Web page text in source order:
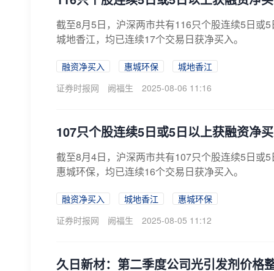
截至8月5日，沪深两市共有116只个股连续5日或
城地香江，均已连续17个交易日获净买入。
融资净买入 惠城环保
城地香江
证券时报网
阙福生 2025-08-06 11:16
107只个股连续5日或5日以上获融资净
截至8月4日，沪深两市共有107只个股连续5日或
惠城环保，均已连续16个交易日获净买入。
融资净买入 城地香江
惠城环保
证券时报网
阙福生 2025-08-05 11:12
久日新材：第二季度公司光引发剂价格